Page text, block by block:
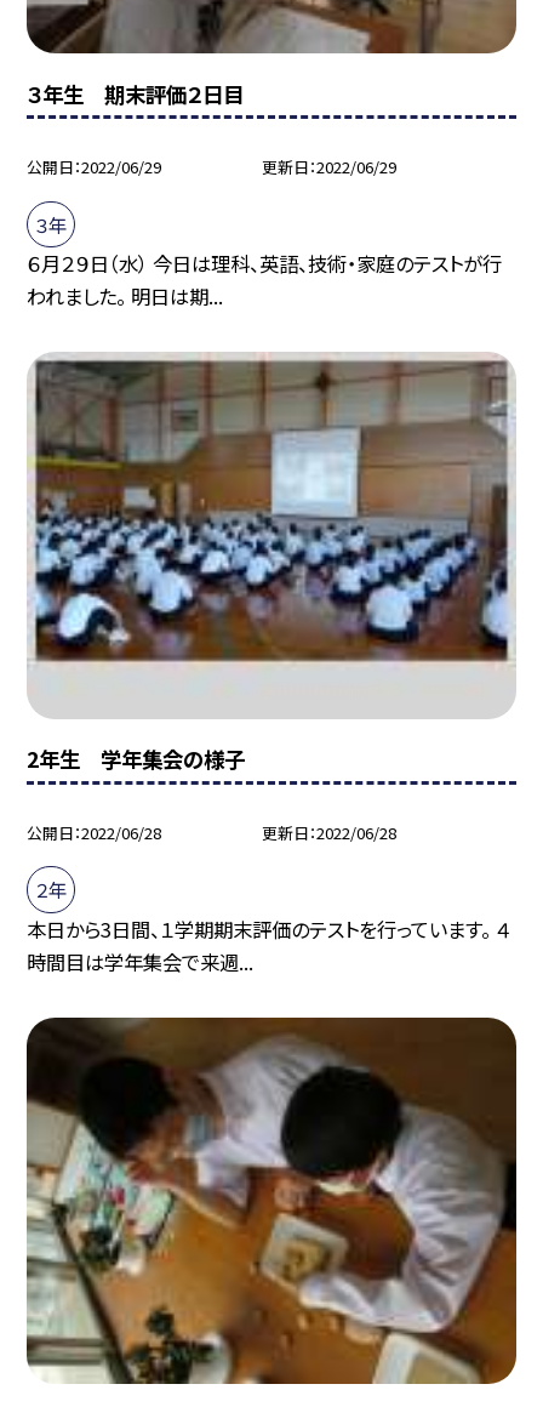
３年生 期末評価２日目
公開日 2022/06/29 更新日 2022/06/29
３年
６月２９日（水） 今日は理科、英語、技術・家庭のテストが行
われました。 明日は期...
2年生 学年集会の様子
公開日 2022/06/28 更新日 2022/06/28
２年
本日から3日間、１学期期末評価のテストを行っています。 ４
時間目は学年集会で来週...